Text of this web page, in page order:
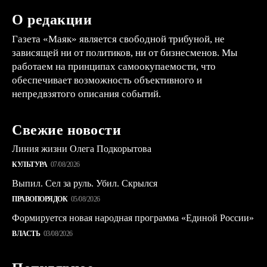
О редакции
Газета «Маяк» является свободной трибуной, не
зависящей ни от политиков, ни от бизнесменов. Мы
работаем на принципах самоокупаемости, что
обеспечивает возможность объективного и
непредвзятого описания событий.
Свежие новости
Линия жизни Олега Подкорытова
КУЛЬТУРА 07/08/2026
Выпил. Сел за руль. Убил. Скрылся
ПРАВОПОРЯДОК 05/08/2026
Формируется новая народная программа «Единой России»
ВЛАСТЬ 03/08/2026